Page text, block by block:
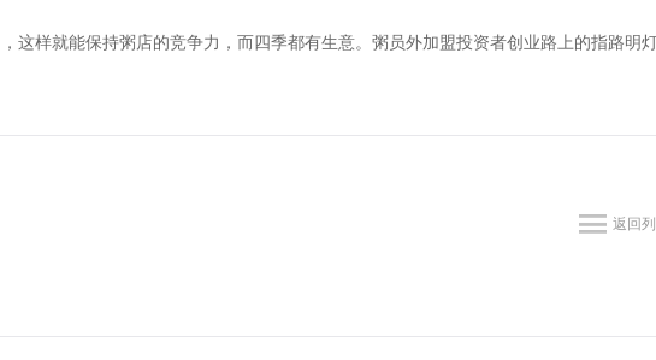
样就能保持粥店的竞争力，而四季都有生意。粥员外加盟投资者创业路上的指路明
返回